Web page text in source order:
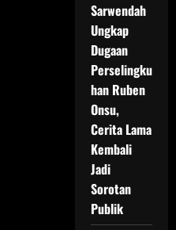
Sarwendah
Ungkap
Dugaan
Perselingku
han Ruben
Onsu,
Cerita Lama
Kembali
Jadi
Sorotan
Publik